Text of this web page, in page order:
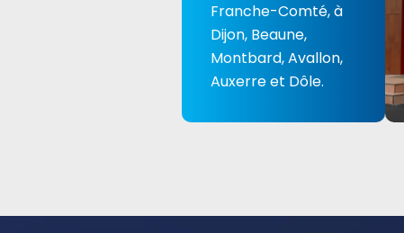
Franche-Comté, à
Dijon, Beaune,
Montbard, Avallon,
Auxerre et Dôle.